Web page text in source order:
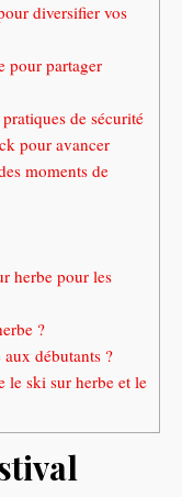
diversifier vos
pour partager
de sécurité
pour avancer
moments de
herbe pour les
?
débutants ?
le ski sur herbe et le